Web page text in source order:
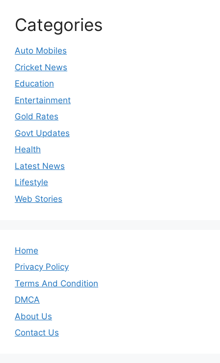
Categories
Auto Mobiles
Cricket News
Education
Entertainment
Gold Rates
Govt Updates
Health
Latest News
Lifestyle
Web Stories
Home
Privacy Policy
Terms And Condition
DMCA
About Us
Contact Us